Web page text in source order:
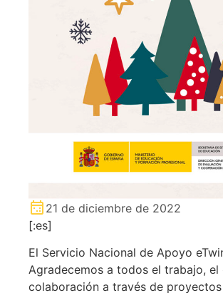
21 de diciembre de 2022
[:es]
El Servicio Nacional de Apoyo
Agradecemos a todos el trabajo,
colaboración a través de proyectos